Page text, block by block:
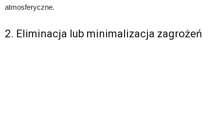
atmosferyczne.
2. Eliminacja lub minimalizacja zagrożeń